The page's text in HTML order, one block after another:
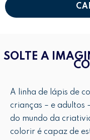
SOLTE A
A linha de lápis de
crianças – e adultos
do mundo da
colorir é capaz de